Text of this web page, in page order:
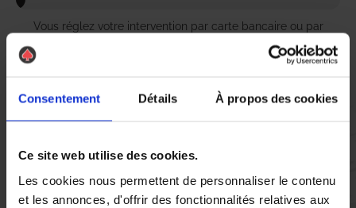
Consentement Détails À propos des cookies
Ce site web utilise des cookies.
Les cookies nous permettent de personnaliser le contenu
et les annonces, d'offrir des fonctionnalités relatives aux
Vous réglez votre intervention par carte bancaire ou par
chèque, un reçu CB et une facture vous sont envoyés par
Vous évaluez la prestation